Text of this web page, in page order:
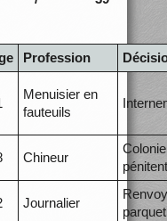
Profession
Menuisier en
fauteuils
Chineur
Colonie
Journalier
parquet